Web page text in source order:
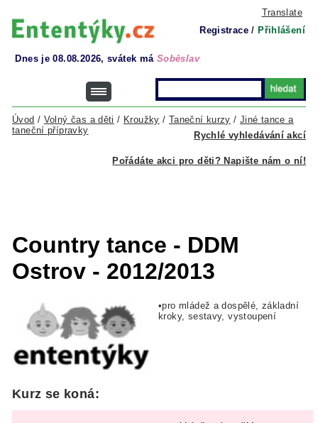
Translate
Registrace / Přihlášení
Dnes je 08.08.2026, svátek má Soběslav
Rychlé vyhledávání akcí
Úvod / Volný čas a děti / Kroužky / Taneční kurzy /Jiné tance a
taneční přípravky
Pořádáte akci pro děti? Napište nám o ní!
Country tance - DDM
Ostrov - 2012/2013
•pro mládež a dospělé, základní
kroky, sestavy, vystoupení
Kurz se koná: